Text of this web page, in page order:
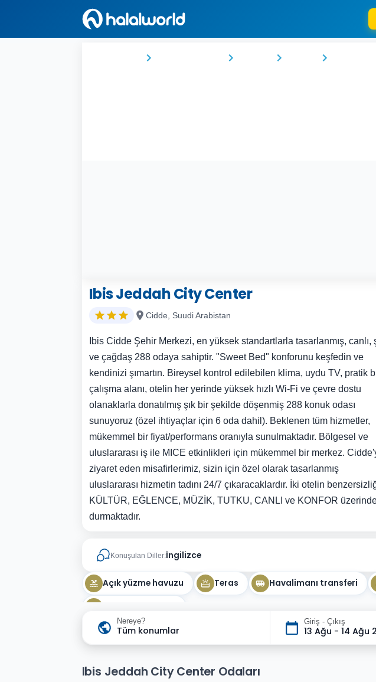
Ibis Jeddah City Center
Cidde, Suudi Arabistan
Ibis Cidde Şehir Merkezi, en yüksek standartlarla tasarlanmış, canlı,
ve çağdaş 288 odaya sahiptir. "Sweet Bed" konforunu keşfedin ve
kendinizi şımartın. Bireysel kontrol edilebilen klima, uydu TV, pratik
çalışma alanı, otelin her yerinde yüksek hızlı Wi-Fi ve çevre dostu
olanaklarla donatılmış şık bir şekilde döşenmiş 288 konuk odası
sunuyoruz (özel ihtiyaçlar için 6 oda dahil). Beklenen tüm hizmetler,
mükemmel bir fiyat/performans oranıyla sunulmaktadır. Bölgesel ve
uluslararası iş ile MICE etkinlikleri için mükemmel bir merkez.
ziyaret eden misafirlerimiz, sizin için özel olarak tasarlanmış
uluslararası hizmetin tadını 24/7 çıkaracaklardır. İki otelin
KÜLTÜR, EĞLENCE, MÜZİK, TUTKU, CANLI ve KONFOR
durmaktadır.
Konuşulan Diller:İngilizce
Açık yüzme havuzu Teras Havalimanı transferi
Nereye?
Tüm konumlar
Giriş - Çıkış
13 Ağu - 14 Ağu
Ibis Jeddah City Center Odaları